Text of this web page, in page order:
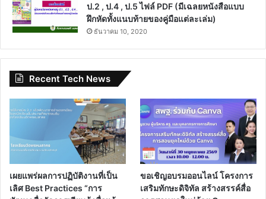
ป.2 , ป.4 , ป.5 ไฟล์ PDF (มีเฉลยหนังสือแบบ
ฝึกหัดทั้งแนบท้ายของคู่มือแต่ละเล่ม)
ธันวาคม 10, 2020
Recent Tech News
เผยแพร่ผลการปฏิบัติงานที่เป็น
เลิศ Best Practices “การ
ขอเชิญอบรมออนไลน์ โครงการ
เสริมทักษะดิจิทัล สร้างสรรค์สื่อ